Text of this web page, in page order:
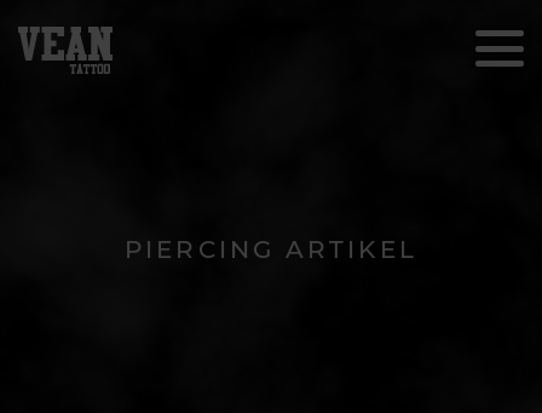
PIERCING ARTIKEL